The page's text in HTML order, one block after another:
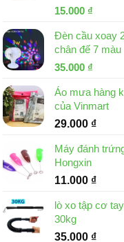
Giá
là:
32.000 ₫.
15.000 ₫
tại
là:
Đèn cầu xoay
chân đế 7 màu
Giá
là:
46.000 ₫.
35.000 ₫
tại
là:
35.000
Áo mưa hàng
của Vinmart
29.000 ₫
Máy đánh
Hongxin
11.000 ₫
lò xo tập cơ
30kg
35.000 ₫